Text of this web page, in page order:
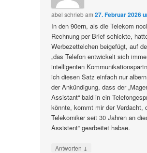
abel schriebam27. Februar 2026
In den 90ern, als die Telekom
Rechnung per Brief schickte,
Werbezettelchen beigefügt, auf
„das Telefon entwickelt sich
intelligenten
ich diesen Satz einfach nur
der Ankündigung, dass der
Assistant“ bald in ein
könnte, kommt mir der Verdacht,
Telekomiker seit 30 Jahren an
Assistent“ gearbeitet habae.
Antworten ↓